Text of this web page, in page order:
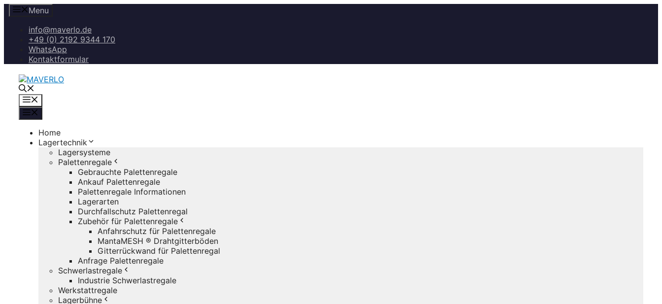
Zum
Inhalt
springen
Menu
info@maverlo.de
+49 (0) 2192 9344 170
WhatsApp
Kontaktformular
Home
Lagertechnik
Lagersysteme
Palettenregale
Gebrauchte Palettenregale
Ankauf Palettenregale
Palettenregale Informationen
Lagerarten
Durchfallschutz Palettenregal
Zubehör für Palettenregale
Anfahrschutz für Palettenregale
MantaMESH ® Drahtgitterböden
Gitterrückwand für Palettenregal
Anfrage Palettenregale
Schwerlastregale
Industrie Schwerlastregale
Werkstattregale
Lagerbühne